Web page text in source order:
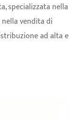
specializzata nella
vendita di
ad alta e